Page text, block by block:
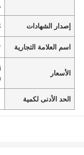
إصدار الشهادات
اسم العلامة التجارية
الأسعار
الحد الأدنى لكمية